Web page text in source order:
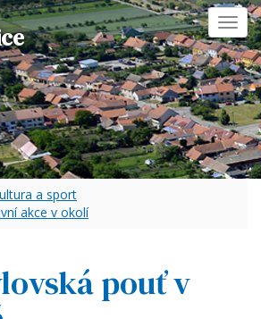
a sport
akce v okolí
pouť v